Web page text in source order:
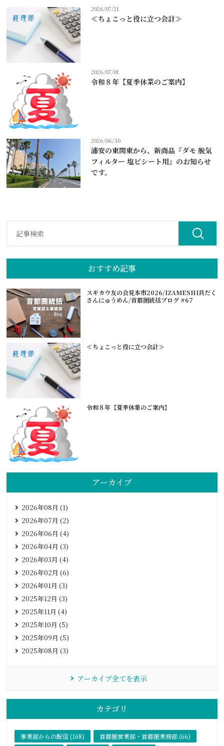
2026/07/21
≪ちょこっと役に立つ会計≫
2026/07/01
令和８年【夏季休業のご案内】
2026/06/30
浦安の東関東から、新商品『ダモ 脱気
フィルター 塩ビシート用』のお知らせ
です。
おすすめ記事
スギカウ友の会見本市2026/IZAMESHI具だく
さんにゅうめん/首都圏統括ブログ #67
≪ちょこっと役に立つ会計≫
令和８年【夏季休業のご案内】
アーカイブ
2026年08月 (1)
2026年07月 (2)
2026年06月 (4)
2026年04月 (3)
2026年03月 (4)
2026年02月 (6)
2026年01月 (3)
2025年12月 (3)
2025年11月 (4)
2025年10月 (5)
2025年09月 (5)
2025年08月 (3)
アーカイブ全てを表示
カテゴリ
事業部からの配信 (168)
首都圏営業部・首都圏業務部 (66)